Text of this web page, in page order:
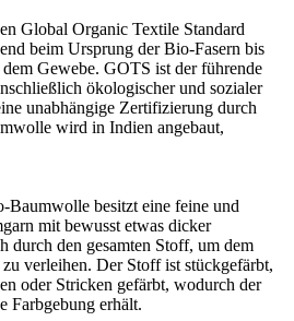
Global Organic Textile Standard
beim Ursprung der Bio-Fasern bis
Gewebe. GOTS ist der führende
ökologischer und sozialer
unabhängige Zertifizierung durch
wird in Indien angebaut,
Baumwolle besitzt eine feine und
mit bewusst etwas dicker
durch den gesamten Stoff, um dem
verleihen. Der Stoff ist stückgefärbt,
oder Stricken gefärbt, wodurch der
Farbgebung erhält.